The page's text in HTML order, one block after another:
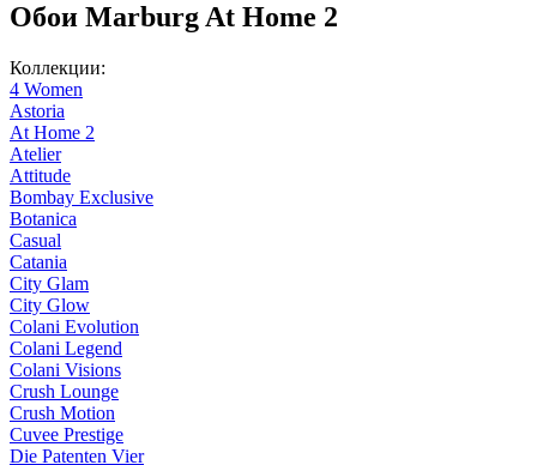
Обои Marburg At Home 2
Коллекции:
4 Women
Astoria
At Home 2
Atelier
Attitude
Bombay Exclusive
Botanica
Casual
Catania
City Glam
City Glow
Colani Evolution
Colani Legend
Colani Visions
Crush Lounge
Crush Motion
Cuvee Prestige
Die Patenten Vier